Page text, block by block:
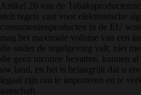
Artikel 20 van de
stelt regels vast voor elektronische
consumentenproducten in de EU
mag het maximale volume van een
die onder de regelgeving valt, niet
die geen nicotine bevatten, kunnen
uw land, en het is belangrijk dat u
legaal zijn om te importeren en te
aanschaft.